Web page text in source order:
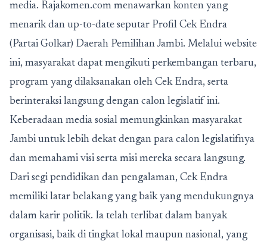
media. Rajakomen.com menawarkan konten yang
menarik dan up-to-date seputar Profil Cek Endra
(Partai Golkar) Daerah Pemilihan Jambi. Melalui website
ini, masyarakat dapat mengikuti perkembangan terbaru,
program yang dilaksanakan oleh Cek Endra, serta
berinteraksi langsung dengan calon legislatif ini.
Keberadaan media sosial memungkinkan masyarakat
Jambi untuk lebih dekat dengan para calon legislatifnya
dan memahami visi serta misi mereka secara langsung.
Dari segi pendidikan dan pengalaman, Cek Endra
memiliki latar belakang yang baik yang mendukungnya
dalam karir politik. Ia telah terlibat dalam banyak
organisasi, baik di tingkat lokal maupun nasional, yang